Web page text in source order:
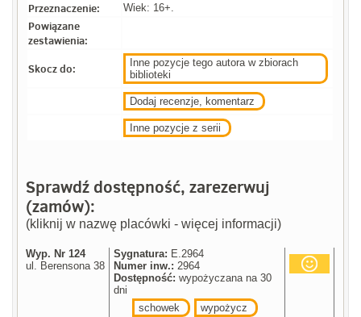
Przeznaczenie: Wiek: 16+.
Powiązane
zestawienia:
Skocz do:
Inne pozycje tego autora w zbiorach
biblioteki
Dodaj recenzje, komentarz
Inne pozycje z serii
Sprawdź dostępność, zarezerwuj
(zamów):
(kliknij w nazwę placówki - więcej informacji)
Wyp. Nr 124
ul. Berensona 38
Sygnatura: E.2964
Numer inw.: 2964
Dostępność: wypożyczana na 30
dni
schowek
wypożycz